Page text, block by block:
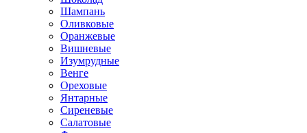
Шампань
Оливковые
Оранжевые
Вишневые
Изумрудные
Венге
Ореховые
Янтарные
Сиреневые
Салатовые